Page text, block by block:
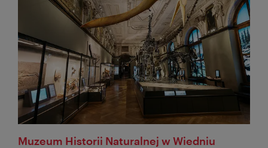
Muzeum Historii Naturalnej w Wiedniu